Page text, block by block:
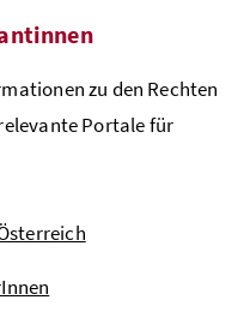
zu den Rechten
Portale für